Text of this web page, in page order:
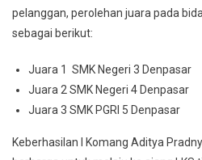
pelanggan, perolehan juara pada
sebagai berikut:
Juara 1 SMK Negeri 3 Denpasar
Juara 2 SMK Negeri 4 Denpasar
Juara 3 SMK PGRI 5 Denpasar
Keberhasilan I Komang Aditya